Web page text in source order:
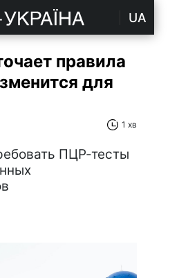
UA
правила
для
1 хв
ПЦР-тесты